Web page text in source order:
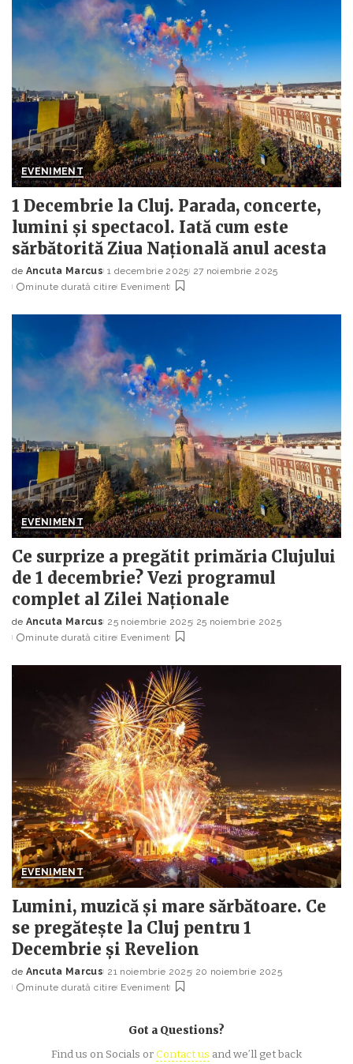
EVENIMENT
1 Decembrie la Cluj. Parada, concerte,
lumini și spectacol. Iată cum este
sărbătorită Ziua Națională anul acesta
Posted
by
de Ancuta Marcus 1 decembrie 2025 27 noiembrie 2025
minute durată citire Eveniment
EVENIMENT
Ce surprize a pregătit primăria Clujului
de 1 decembrie? Vezi programul
complet al Zilei Naționale
Posted
by
de Ancuta Marcus 25 noiembrie 2025 25 noiembrie 2025
minute durată citire Eveniment
EVENIMENT
Lumini, muzică și mare sărbătoare. Ce
se pregătește la Cluj pentru 1
Decembrie și Revelion
Posted
by
de Ancuta Marcus 21 noiembrie 2025 20 noiembrie 2025
minute durată citire Eveniment
Got a Questions?
Find us on Socials orContact us and we’ll get back